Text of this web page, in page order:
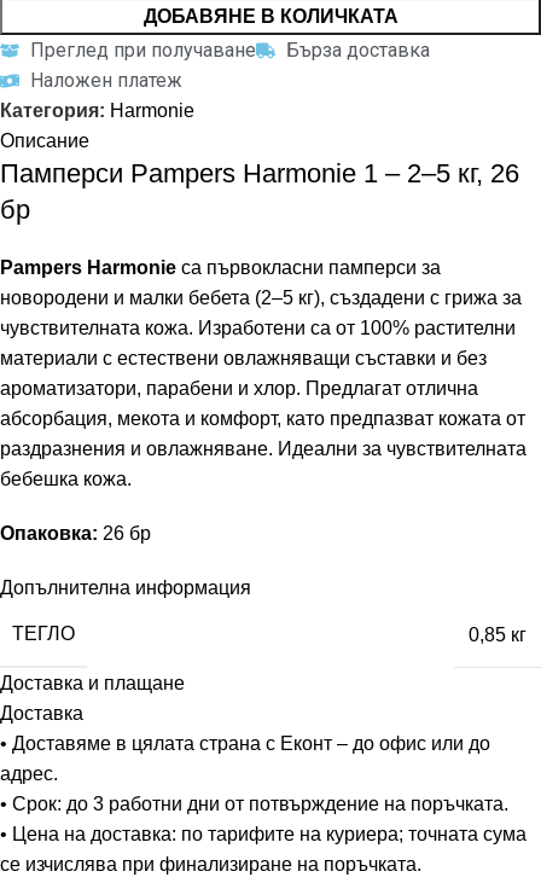
ДОБАВЯНЕ В КОЛИЧКАТА
Преглед при получаване
Бърза доставка
Наложен платеж
Категория: Harmonie
Описание
Памперси Pampers Harmonie 1 – 2–5 кг, 26
бр
Pampers Harmonie са първокласни памперси за
новородени и малки бебета (2–5 кг), създадени с грижа за
чувствителната кожа. Изработени са от 100% растителни
материали с естествени овлажняващи съставки и без
ароматизатори, парабени и хлор. Предлагат отлична
абсорбация, мекота и комфорт, като предпазват кожата от
раздразнения и овлажняване. Идеални за чувствителната
бебешка кожа.
Опаковка: 26 бр
Допълнителна информация
ТЕГЛО 0,85 кг
Доставка и плащане
Доставка
• Доставяме в цялата страна с Еконт – до офис или до
адрес.
• Срок: до 3 работни дни от потвърждение на поръчката.
• Цена на доставка: по тарифите на куриера; точната сума
се изчислява при финализиране на поръчката.